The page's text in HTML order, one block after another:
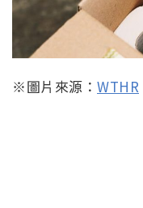
※圖片來源： WTHR